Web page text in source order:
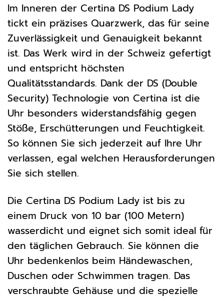
Im Inneren der Certina DS Podium Lady
tickt ein präzises Quarzwerk, das für seine
Zuverlässigkeit und Genauigkeit bekannt
ist. Das Werk wird in der Schweiz gefertigt
und entspricht höchsten
Qualitätsstandards. Dank der DS (Double
Security) Technologie von Certina ist die
Uhr besonders widerstandsfähig gegen
Stöße, Erschütterungen und Feuchtigkeit.
So können Sie sich jederzeit auf Ihre Uhr
verlassen, egal welchen Herausforderungen
Sie sich stellen.
Die Certina DS Podium Lady ist bis zu
einem Druck von 10 bar (100 Metern)
wasserdicht und eignet sich somit ideal für
den täglichen Gebrauch. Sie können die
Uhr bedenkenlos beim Händewaschen,
Duschen oder Schwimmen tragen. Das
verschraubte Gehäuse und die spezielle